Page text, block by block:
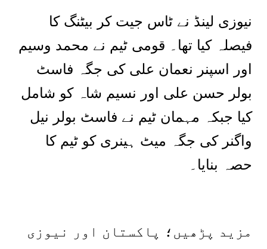
نیوزی لینڈ نے ٹاس جیت کر بیٹنگ کا
فیصلہ کیا تھا۔ قومی ٹیم نے محمد وسیم
اور اسپنر نعمان علی کی جگہ فاسٹ
بولر حسن علی اور نسیم شاہ کو شامل
کیا جبکہ مہمان ٹیم نے فاسٹ بولر نیل
واگنر کی جگہ میٹ ہینری کو ٹیم کا
حصہ بنایا۔
مزید پڑھیں؛ پاکستان اور نیوزی